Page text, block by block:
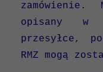
zamówienie.
opisany w
przesyłce,
RMZ mogą